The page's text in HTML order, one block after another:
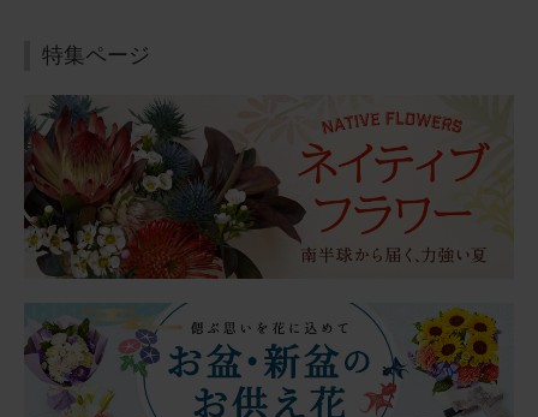
素敵な！
ました。 温度差のない玄関に置いていますが、とても長持
ち！ サイズ感も良かったです。 玄関に行くたびに眺めて
います♪
アレンジメント(ピンク) Sサイズ
aipon211
40代
用途：
自宅用
期待通りでした
特集ページ